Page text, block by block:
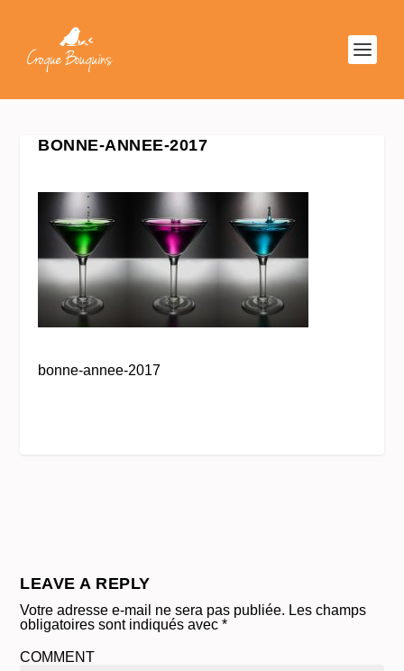
BONNE-ANNEE-2017
bonne-annee-2017
LEAVE A REPLY
Votre adresse e-mail ne sera pas publiée. Les champs
obligatoires sont indiqués avec*
COMMENT